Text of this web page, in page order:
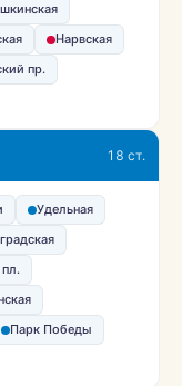
Нарвская
пр.
18 ст.
Удельная
Парк Победы